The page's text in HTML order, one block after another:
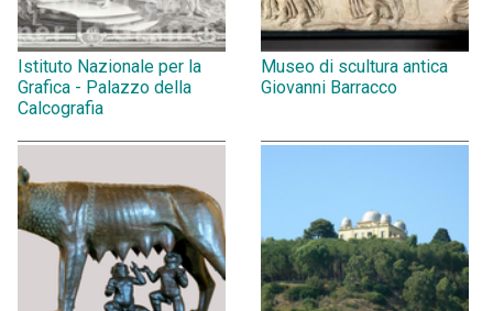
Istituto Nazionale per la
Grafica - Palazzo della
Calcografia
Museo di scultura antica
Giovanni Barracco